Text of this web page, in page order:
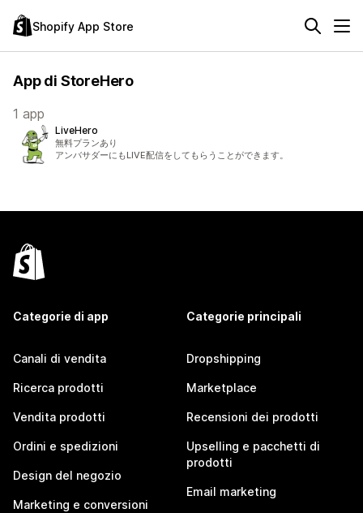
Shopify App Store
App di StoreHero
1 app
LiveHero
無料プランあり
アンバサダーにもLIVE配信をしてもらうことができます。
Categorie di app
Canali di vendita
Ricerca prodotti
Vendita prodotti
Ordini e spedizioni
Design del negozio
Marketing e conversioni
Categorie principali
Dropshipping
Marketplace
Recensioni dei prodotti
Upselling e pacchetti di
prodotti
Email marketing